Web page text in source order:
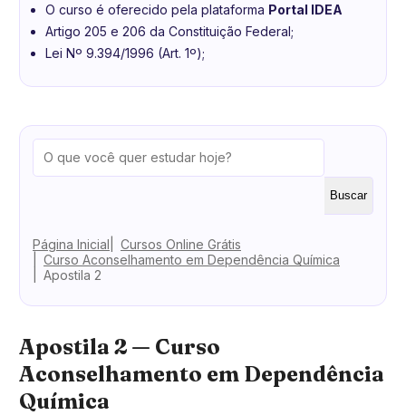
O curso é oferecido pela plataforma Portal IDEA
Artigo 205 e 206 da Constituição Federal;
Lei Nº 9.394/1996 (Art. 1º);
Buscar
Página Inicial
Cursos Online Grátis
Curso Aconselhamento em Dependência Química
Apostila 2
Apostila 2 — Curso
Aconselhamento em Dependência
Química